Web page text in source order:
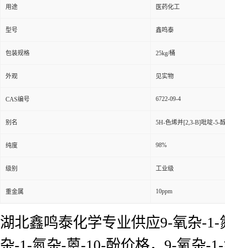
用途 医药化工
型号 鑫鸣泰
包装规格 25kg/桶
外观 见实物
CAS编号 6722-09-4
别名 5H-色烯并[2,3-B]吡啶-5-
纯度 98%
级别 工业级
重金属 10ppm
湖北鑫鸣泰化学专业供应9-氧杂-